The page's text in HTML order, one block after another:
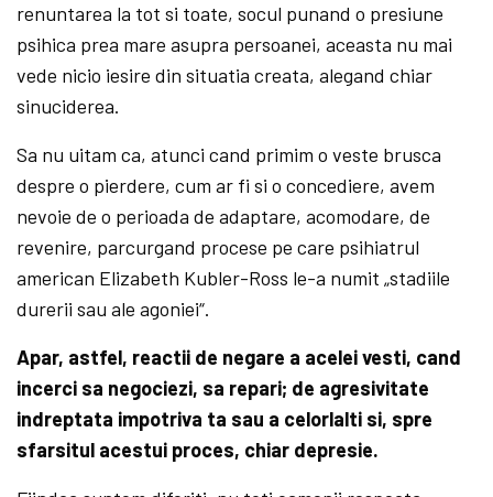
renuntarea la tot si toate, socul punand o presiune
psihica prea mare asupra persoanei, aceasta nu mai
vede nicio iesire din situatia creata, alegand chiar
sinuciderea.
Sa nu uitam ca, atunci cand primim o veste brusca
despre o pierdere, cum ar fi si o concediere, avem
nevoie de o perioada de adaptare, acomodare, de
revenire, parcurgand procese pe care psihiatrul
american Elizabeth Kubler-Ross le-a numit „stadiile
durerii sau ale agoniei“.
Apar, astfel, reactii de negare a acelei vesti, cand
incerci sa negociezi, sa repari; de agresivitate
indreptata impotriva ta sau a celorlalti si, spre
sfarsitul acestui proces, chiar depresie.